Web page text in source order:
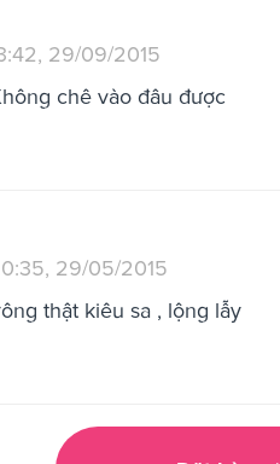
29/09/2015
chê vào đâu được
29/05/2015
thật kiêu sa , lộng lẫy